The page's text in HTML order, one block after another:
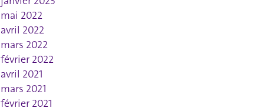
mai 2022
avril 2022
mars 2022
février 2022
avril 2021
mars 2021
février 2021